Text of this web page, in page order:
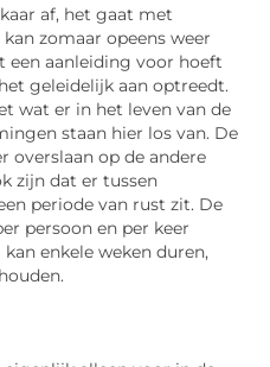
af, het gaat met
zomaar opeens weer
een aanleiding voor hoeft
geleidelijk aan optreedt.
wat er in het leven van de
staan hier los van. De
overslaan op de andere
zijn dat er tussen
periode van rust zit. De
persoon en per keer
enkele weken duren,